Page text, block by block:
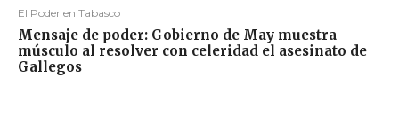
El Poder en Tabasco
Mensaje de poder: Gobierno de May muestra
músculo al resolver con celeridad el asesinato de
Gallegos